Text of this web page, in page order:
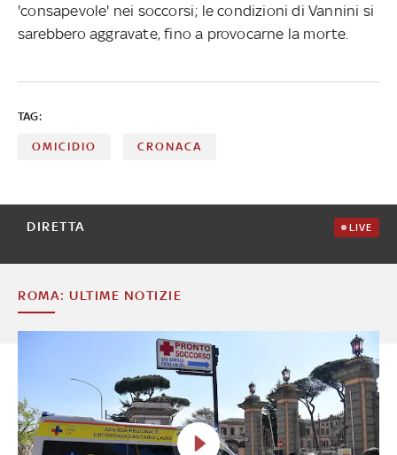
'consapevole' nei soccorsi; le condizioni di Vannini si
sarebbero aggravate, fino a provocarne la morte.
TAG:
OMICIDIO CRONACA
DIRETTA LIVE
ROMA: ULTIME NOTIZIE